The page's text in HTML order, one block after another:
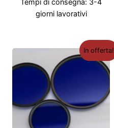
Tempi di consegna: 3-4
giorni lavorativi
In offerta!